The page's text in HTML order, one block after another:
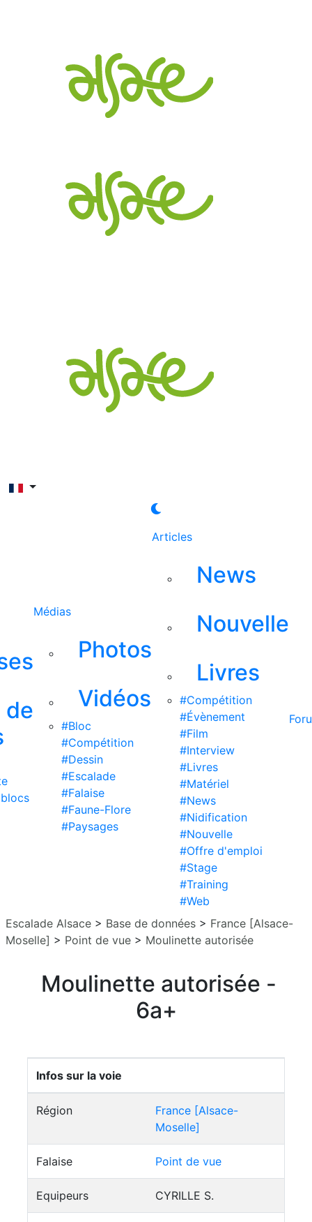
de
Médias
Photos
Vidéos
#Bloc
#Compétition
#Dessin
#Escalade
#Falaise
#Faune-Flore
#Paysages
Articles
News
Nouvelle
Livres
#Compétition
#Évènement
#Film
#Interview
#Livres
#Matériel
#News
#Nidification
#Nouvelle
#Offre d'emploi
#Stage
#Training
#Web
Escalade Alsace > Base de données > France [Alsace-
Moselle] > Point de vue > Moulinette autorisée
Moulinette autorisée -
6a+
Infos sur la voie
Région
France [Alsace-
Moselle]
Falaise Point de vue
Equipeurs CYRILLE S.